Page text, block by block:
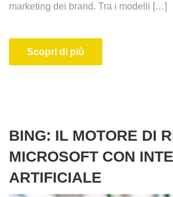
marketing dei brand. Tra i modelli […]
Scopri di più
BING: IL MOTORE DI
MICROSOFT CON
ARTIFICIALE